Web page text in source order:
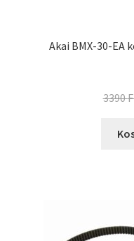
Akai BMX-30-EA
3390